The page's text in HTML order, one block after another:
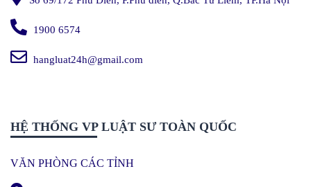
1900 6574
hangluat24h@gmail.com
HỆ THỐNG VP LUẬT SƯ TOÀN QUỐC
VĂN PHÒNG CÁC TỈNH